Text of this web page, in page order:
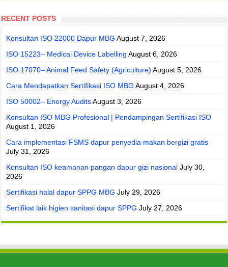
RECENT POSTS
Konsultan ISO 22000 Dapur MBG August 7, 2026
ISO 15223– Medical Device Labelling August 6, 2026
ISO 17070– Animal Feed Safety (Agriculture) August 5, 2026
Cara Mendapatkan Sertifikasi ISO MBG August 4, 2026
ISO 50002– Energy Audits August 3, 2026
Konsultan ISO MBG Profesional | Pendampingan Sertifikasi ISO
August 1, 2026
Cara implementasi FSMS dapur penyedia makan bergizi gratis
July 31, 2026
Konsultan ISO keamanan pangan dapur gizi nasional July 30,
2026
Sertifikasi halal dapur SPPG MBG July 29, 2026
Sertifikat laik higien sanitasi dapur SPPG July 27, 2026